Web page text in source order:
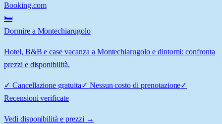
Booking.com
🛏️
Dormire a Montechiarugolo
Hotel, B&B e case vacanza a Montechiarugolo e dintorni: confronta
prezzi e disponibilità.
✓ Cancellazione gratuita✓ Nessun costo di prenotazione✓
Recensioni verificate
Vedi disponibilità e prezzi →